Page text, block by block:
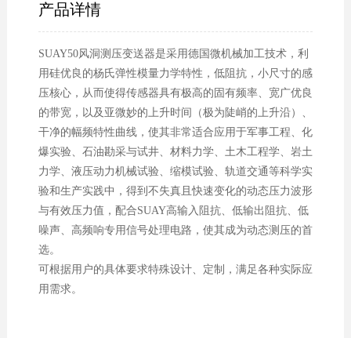
产品详情
SUAY50风洞测压变送器是采用德国微机械加工技术，利
用硅优良的杨氏弹性模量力学特性，低阻抗，小尺寸的感
压核心，从而使得传感器具有极高的固有频率、宽广优良
的带宽，以及亚微妙的上升时间（极为陡峭的上升沿）、
干净的幅频特性曲线，使其非常适合应用于军事工程、化
爆实验、石油勘采与试井、材料力学、土木工程学、岩土
力学、液压动力机械试验、缩模试验、轨道交通等科学实
验和生产实践中，得到不失真且快速变化的动态压力波形
与有效压力值，配合SUAY高输入阻抗、低输出阻抗、低
噪声、高频响专用信号处理电路，使其成为动态测压的首
选。
可根据用户的具体要求特殊设计、定制，满足各种实际应
用需求。